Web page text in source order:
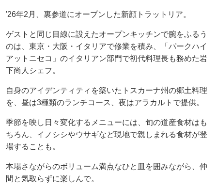
'26年2月、裏参道にオープンした新顔トラットリア。
ゲストと同じ目線に設えたオープンキッチンで腕をふるう
のは、東京・大阪・イタリアで修業を積み、「パークハイ
アットニセコ」のイタリアン部門で初代料理長も務めた岩
下尚人シェフ。
自身のアイデンティティを築いたトスカーナ州の郷土料理
を、昼は3種類のランチコース、夜はアラカルトで提供。
季節を映し日々変化するメニューには、旬の道産食材はも
ちろん、イノシシやウサギなど現地で親しまれる食材が登
場することも。
本場さながらのボリューム満点なひと皿を囲みながら、仲
間と気取らずに楽しんで。